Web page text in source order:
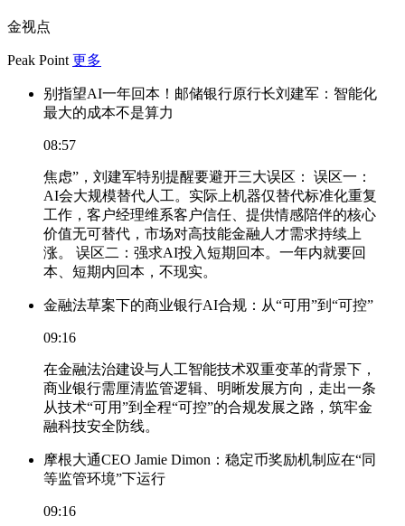
金视点
Peak Point 更多
别指望AI一年回本！邮储银行原行长刘建军：智能化
最大的成本不是算力
08:57
焦虑”，刘建军特别提醒要避开三大误区： 误区一：
AI会大规模替代人工。实际上机器仅替代标准化重复
工作，客户经理维系客户信任、提供情感陪伴的核心
价值无可替代，市场对高技能金融人才需求持续上
涨。 误区二：强求AI投入短期回本。一年内就要回
本、短期内回本，不现实。
金融法草案下的商业银行AI合规：从“可用”到“可控”
09:16
在金融法治建设与人工智能技术双重变革的背景下，
商业银行需厘清监管逻辑、明晰发展方向，走出一条
从技术“可用”到全程“可控”的合规发展之路，筑牢金
融科技安全防线。
摩根大通CEO Jamie Dimon：稳定币奖励机制应在“同
等监管环境”下运行
09:16